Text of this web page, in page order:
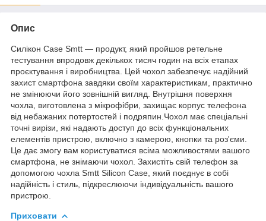
Опис
Силікон Case Smtt — продукт, який пройшов ретельне
тестування впродовж декількох тисяч годин на всіх етапах
проєктування і виробництва. Цей чохол забезпечує надійний
захист смартфона завдяки своїм характеристикам, практично
не змінюючи його зовнішній вигляд. Внутрішня поверхня
чохла, виготовлена з мікрофібри, захищає корпус телефона
від небажаних потертостей і подряпин.Чохол має спеціальні
точні вирізи, які надають доступ до всіх функціональних
елементів пристрою, включно з камерою, кнопки та роз'єми.
Це дає змогу вам користуватися всіма можливостями вашого
смартфона, не знімаючи чохол. Захистіть свій телефон за
допомогою чохла Smtt Silicon Case, який поєднує в собі
надійність і стиль, підкреслюючи індивідуальність вашого
пристрою.
Приховати